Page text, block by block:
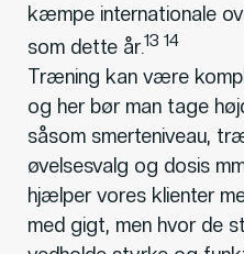
kæmpe internationale
som dette år.13 14
Træning kan være
og her bør man tage
såsom smerteniveau,
øvelsesvalg og dosis
hjælper vores klienter
med gigt, men hvor de